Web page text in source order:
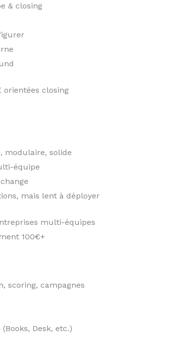
& closing
orientées closing
modulaire, solide
équipe
mais lent à déployer
multi-équipes
100€+
scoring, campagnes
Desk, etc.)